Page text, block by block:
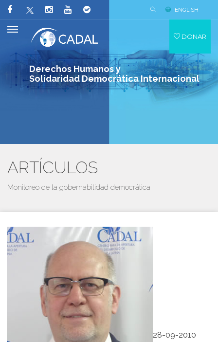
Derechos Humanos y
Solidaridad Democrática Internacional
ENGLISH
DONAR
ARTÍCULOS
Monitoreo de la gobernabilidad democrática
28-09-2010